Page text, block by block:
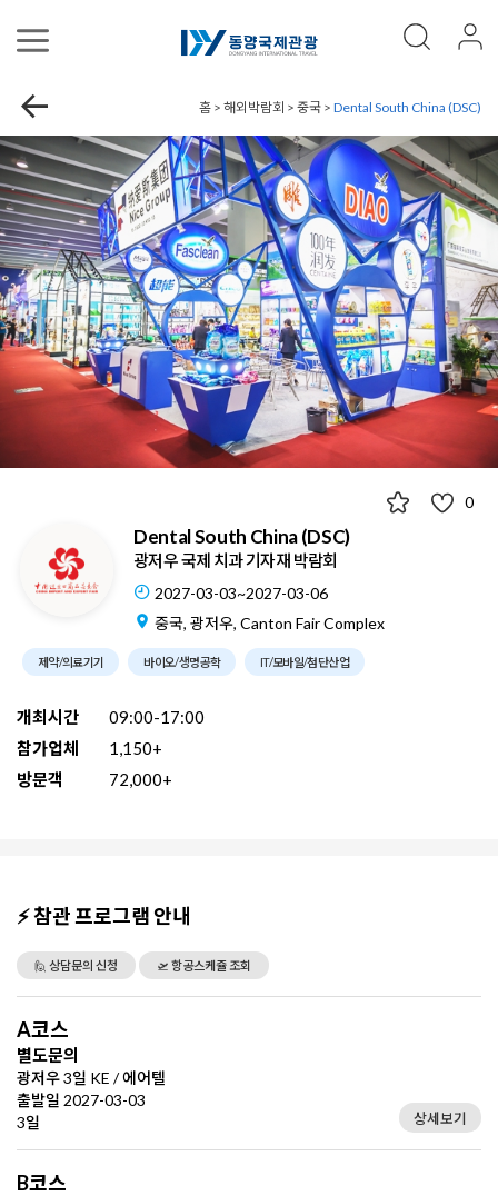
홈 > 해외박람회 > 중국 > Dental South China (DSC)
0
Dental South China (DSC)
광저우 국제 치과 기자재 박람회
2027-03-03~2027-03-06
중국, 광저우, Canton Fair Complex
제약/의료기기 바이오/생명공학 IT/모바일/첨단산업
개최시간
09:00-17:00
참가업체
1,150+
방문객
72,000+
⚡ 참관 프로그램 안내
🙋 상담문의 신청 🛫 항공스케쥴 조회
A코스
별도문의
광저우 3일 KE / 에어텔
출발일 2027-03-03
3일
상세보기
B코스